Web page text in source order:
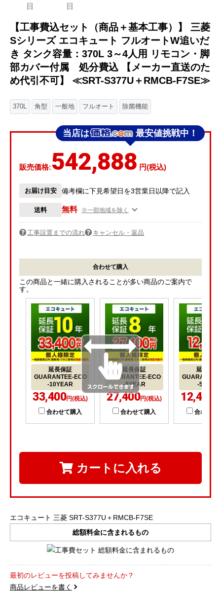
【工事費込セット（商品＋基本工事）】 三菱
Sシリーズ エコキュート フルオートW追いだ
き タンク容量：370L 3～4人用 リモコン・脚
部カバー付属 処分費込 【メーカー直送のた
め代引不可】 ≪SRT-S377U＋RMCB-F7SE≫
370L 角型 一般地 フルオート 除菌機能
当店は 最安値挑戦中！
販売価格:542,888 円(税込)
お届け目安 備考欄に下見希望日を3営業日以降で記入
送料 無料 ※一部地域を除く
工事設置までの流れ キャンセル・返品
合わせて購入
この商品と一緒に購入されることが多い商品のご案内で
す。
延長保証
GUARANTEE-ECO
-10YEAR
33,400円(税込)
合わせて購入
延長保証
GUARANTEE-ECO
-8YEAR
27,400円(税込)
合わせて購入
延長保証
-5YEAR
12,400
合わせて
カートに入れる
エコキュート 三菱 SRT-S377U＋RMCB-F7SE
総額料金に含まれるもの
最初のレビューを投稿してみませんか？
商品レビューを書く